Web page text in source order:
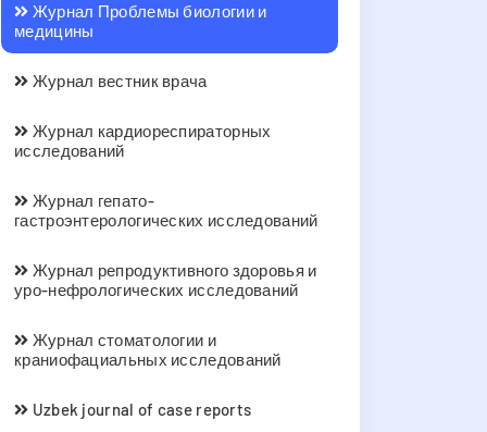
Журнал Проблемы биологии и
медицины
Журнал вестник врача
Журнал кардиореспираторных
исследований
Журнал гепато-
гастроэнтерологических исследований
Журнал репродуктивного здоровья и
уро-нефрологических исследований
Журнал стоматологии и
краниофациальных исследований
Uzbek journal of case reports